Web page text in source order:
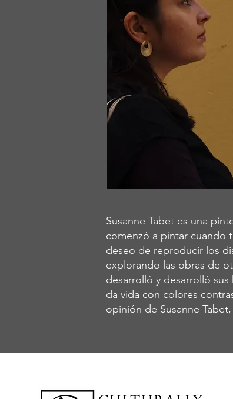
Susanne Tabet es una
comenzó a pintar cuando
deseo de reproducir los
explorando las obras de
desarrolló y desarrolló
da vida con colores
opinión de Susanne